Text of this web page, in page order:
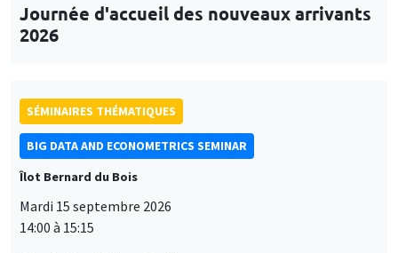
Journée d'accueil des nouveaux arrivants
2026
SÉMINAIRES THÉMATIQUES
BIG DATA AND ECONOMETRICS SEMINAR
Îlot Bernard du Bois
Mardi 15 septembre 2026
14:00 à 15:15